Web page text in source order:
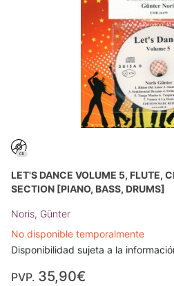
LET'S DANCE VOLUME 5, FLUTE,
SECTION [PIANO, BASS, DRUMS]
Noris, Günter
No disponible temporalmente
Disponibilidad sujeta a la
PVP. 35,90€